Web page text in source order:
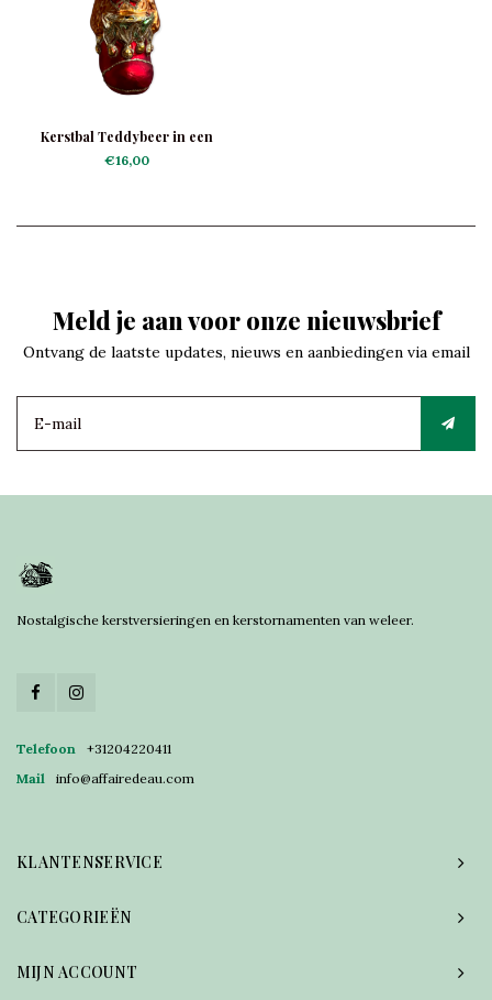
Kerstbal Teddybeer in een
Schoen
€16,00
Meld je aan voor onze nieuwsbrief
Ontvang de laatste updates, nieuws en aanbiedingen via email
Nostalgische kerstversieringen en kerstornamenten van weleer.
Telefoon
+31204220411
Mail
info@affairedeau.com
KLANTENSERVICE
CATEGORIEËN
MIJN ACCOUNT